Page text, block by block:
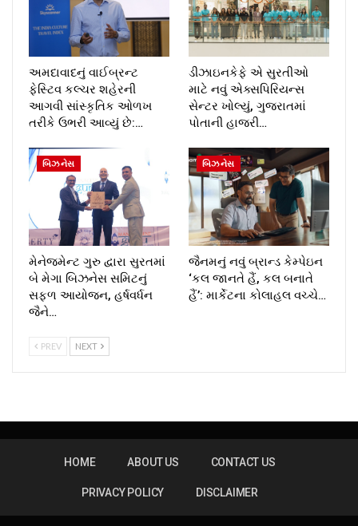
અમદાવાદનું વાઈબ્રન્ટ
ફેસ્ટિવ કલ્ચર શહેરની
આગવી સાંસ્કૃતિક ઓળખ
તરીકે ઉભરી આવ્યું છે:…
ડીઝાઇનકેફે એ સુરતીઓ
માટે નવું એક્સપિરિયન્સ
સેન્ટર ખોલ્યું, ગુજરાતમાં
પોતાની હાજરી…
બિઝનેસ
મેનેજમેન્ટ ગુરુ દ્વારા સુરતમાં
બે મેગા બિઝનેસ સમિટનું
સફળ આયોજન, હર્ષવર્ધન
જૈને…
બિઝનેસ
જૈનમનું નવું બ્રાન્ડ કેમ્પેઇન
‘કલ જાનતે હૈં, કલ બનાતે
હૈં’: માર્કેટના કોલાહલ વચ્ચે…
PREV NEXT
HOME ABOUT US CONTACT US
PRIVACY POLICY DISCLAIMER